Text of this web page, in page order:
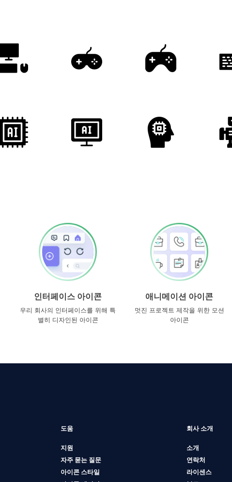
인터페이스 아이콘
우리 회사의 인터페이스를 위해 특
별히 디자인된 아이콘
애니메이션 아이콘
멋진 프로젝트 제작을 위한 모션
아이콘
도움
지원
자주 묻는 질문
아이콘 스타일
회사 소개
소개
연락처
라이센스